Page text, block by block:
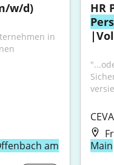
w/d)
in
am
Main